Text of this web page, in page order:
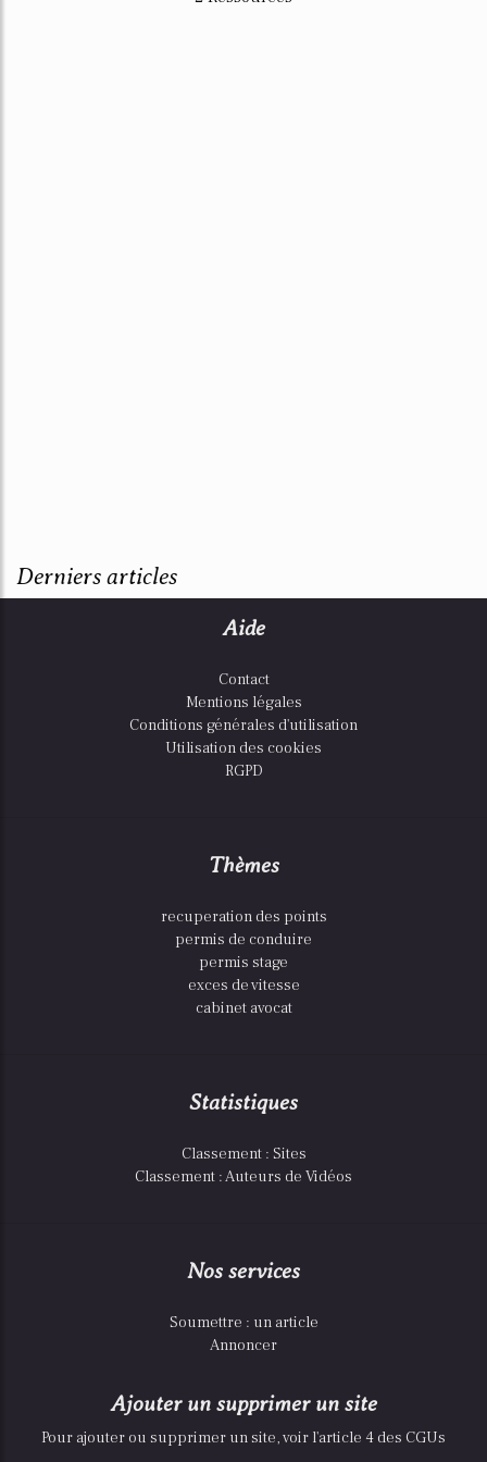
Derniers articles
Aide
Contact
Mentions légales
Conditions générales d'utilisation
Utilisation des cookies
RGPD
Thèmes
recuperation des points
permis de conduire
permis stage
exces de vitesse
cabinet avocat
Statistiques
Classement : Sites
Classement : Auteurs de Vidéos
Nos services
Soumettre : un article
Annoncer
Ajouter un supprimer un site
Pour ajouter ou supprimer un site, voir l'article 4 des CGUs